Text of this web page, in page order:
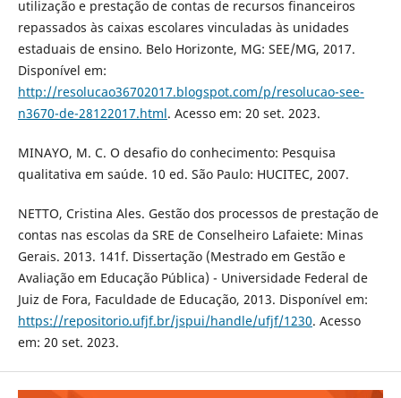
utilização e prestação de contas de recursos financeiros
repassados às caixas escolares vinculadas às unidades
estaduais de ensino. Belo Horizonte, MG: SEE/MG, 2017.
Disponível em:
http://resolucao36702017.blogspot.com/p/resolucao-see-
n3670-de-28122017.html. Acesso em: 20 set. 2023.
MINAYO, M. C. O desafio do conhecimento: Pesquisa
qualitativa em saúde. 10 ed. São Paulo: HUCITEC, 2007.
NETTO, Cristina Ales. Gestão dos processos de prestação de
contas nas escolas da SRE de Conselheiro Lafaiete: Minas
Gerais. 2013. 141f. Dissertação (Mestrado em Gestão e
Avaliação em Educação Pública) - Universidade Federal de
Juiz de Fora, Faculdade de Educação, 2013. Disponível em:
https://repositorio.ufjf.br/jspui/handle/ufjf/1230. Acesso
em: 20 set. 2023.